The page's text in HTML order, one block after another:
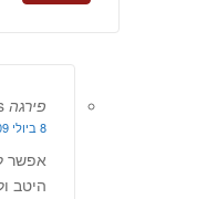
פירגה
8 ביולי 2009 at 14:21
אפשר
היטב